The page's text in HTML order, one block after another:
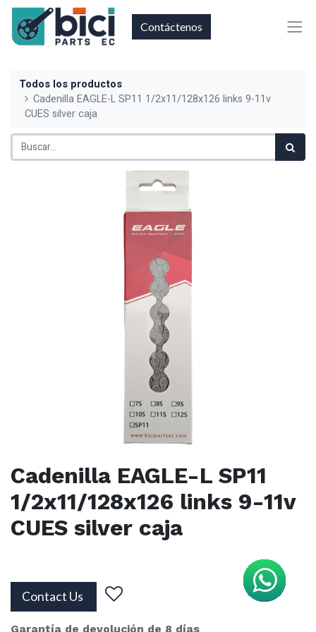
Contáctenos
Todos los productos
Cadenilla EAGLE-L SP11 1/2x11/128x126 links 9-11v
CUES silver caja
Cadenilla EAGLE-L SP11
1/2x11/128x126 links 9-11v
CUES silver caja
Contact Us
Garantía de devolución de 8 días